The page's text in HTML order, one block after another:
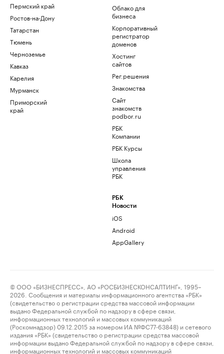
Пермский край
Ростов-на-Дону
Татарстан
Тюмень
Черноземье
Кавказ
Карелия
Мурманск
Приморский
край
Облако для
бизнеса
Корпоративный
регистратор
доменов
Хостинг
сайтов
Рег.решения
Знакомства
Сайт
знакомств
podbor.ru
РБК
Компании
РБК Курсы
Школа
управления
РБК
РБК
Новости
iOS
Android
AppGallery
© ООО «БИЗНЕСПРЕСС», АО «РОСБИЗНЕСКОНСАЛТИНГ», 1995–
2026. Сообщения и материалы информационного агентства «РБК»
(свидетельство о регистрации средства массовой информации
выдано Федеральной службой по надзору в сфере связи,
информационных технологий и массовых коммуникаций
(Роскомнадзор) 09.12.2015 за номером ИА №ФС77-63848) и сетевого
издания «РБК» (свидетельство о регистрации средства массовой
информации выдано Федеральной службой по надзору в сфере связи,
информационных технологий и массовых коммуникаций